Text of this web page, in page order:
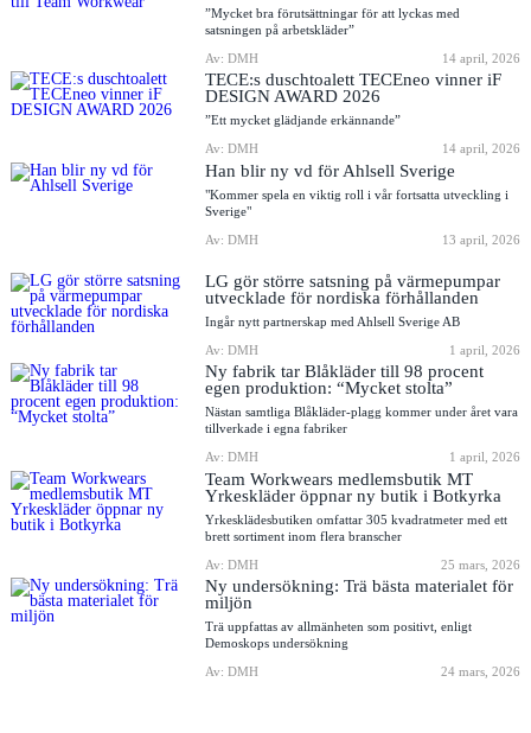
”Mycket bra förutsättningar för att lyckas med
satsningen på arbetskläder”
Av: DMH
14 april, 2026
TECE:s duschtoalett TECEneo vinner iF
DESIGN AWARD 2026
”Ett mycket glädjande erkännande”
Av: DMH
14 april, 2026
Han blir ny vd för Ahlsell Sverige
"Kommer spela en viktig roll i vår fortsatta utveckling i
Sverige"
Av: DMH
13 april, 2026
LG gör större satsning på värmepumpar
utvecklade för nordiska förhållanden
Ingår nytt partnerskap med Ahlsell Sverige AB
Av: DMH
1 april, 2026
Ny fabrik tar Blåkläder till 98 procent
egen produktion: “Mycket stolta”
Nästan samtliga Blåkläder-plagg kommer under året vara
tillverkade i egna fabriker
Av: DMH
1 april, 2026
Team Workwears medlemsbutik MT
Yrkeskläder öppnar ny butik i Botkyrka
Yrkesklädesbutiken omfattar 305 kvadratmeter med ett
brett sortiment inom flera branscher
Av: DMH
25 mars, 2026
Ny undersökning: Trä bästa materialet för
miljön
Trä uppfattas av allmänheten som positivt, enligt
Demoskops undersökning
Av: DMH
24 mars, 2026